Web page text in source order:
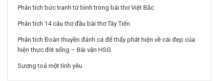
Phân tích bức tranh tứ bình trong bài thơ Việt Bắc
Phân tích 14 câu thơ đầu bài thơ Tây Tiến
Phân tích Đoàn thuyền đánh cá để thấy phát hiện về cái đẹp của
hiện thực đời sống – Bài văn HSG
Sương toả một tình yêu